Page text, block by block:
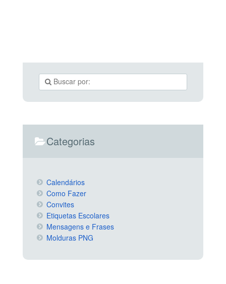
Categorias
Calendários
Como Fazer
Convites
Etiquetas Escolares
Mensagens e Frases
Molduras PNG